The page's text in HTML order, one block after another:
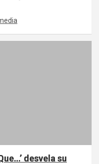
desvela su